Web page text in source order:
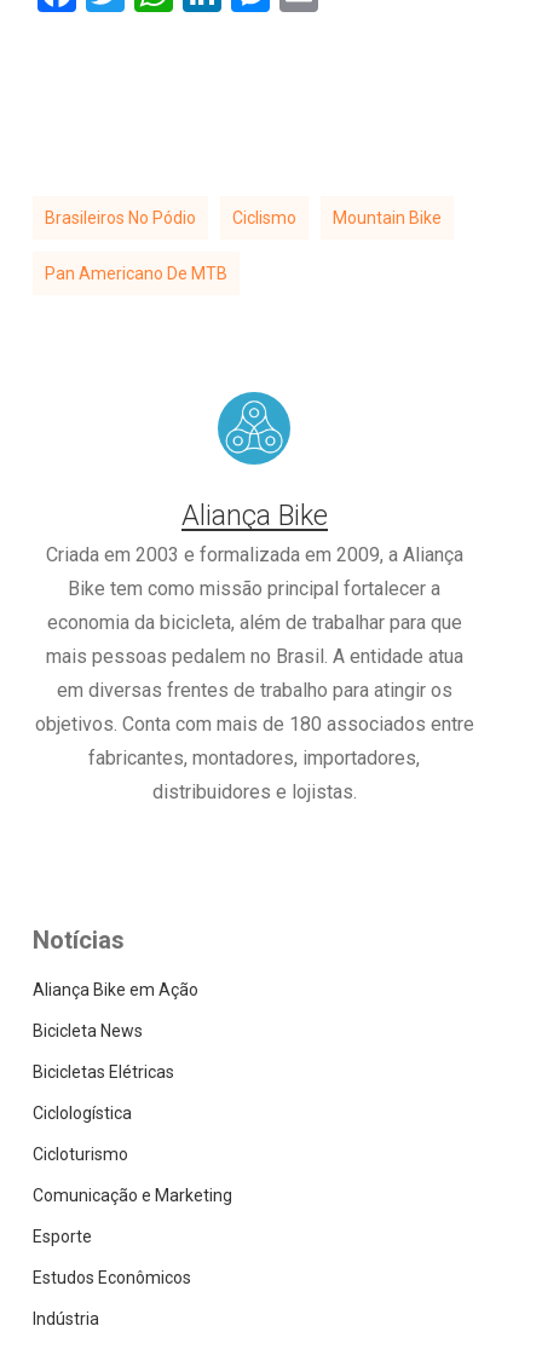
Brasileiros No Pódio Ciclismo Mountain Bike
Pan Americano De MTB
Aliança Bike
Criada em 2003 e formalizada em 2009, a Aliança
Bike tem como missão principal fortalecer a
economia da bicicleta, além de trabalhar para que
mais pessoas pedalem no Brasil. A entidade atua
em diversas frentes de trabalho para atingir os
objetivos. Conta com mais de 180 associados entre
fabricantes, montadores, importadores,
distribuidores e lojistas.
Notícias
Aliança Bike em Ação
Bicicleta News
Bicicletas Elétricas
Ciclologística
Cicloturismo
Comunicação e Marketing
Esporte
Estudos Econômicos
Indústria